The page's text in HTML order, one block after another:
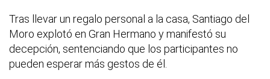
Tras llevar un regalo personal a la casa, Santiago del
Moro explotó en Gran Hermano y manifestó su
decepción, sentenciando que los participantes no
pueden esperar más gestos de él.